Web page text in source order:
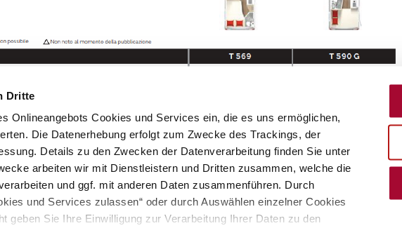
Dritte
Onlineangebots Cookies und Services ein, die es uns ermöglichen,
Die Datenerhebung erfolgt zum Zwecke des Trackings, der
Details zu den Zwecken der Datenverarbeitung finden Sie unter
arbeiten wir mit Dienstleistern und Dritten zusammen, welche die
und ggf. mit anderen Daten zusammenführen. Durch
und Services zulassen“ oder durch Auswählen einzelner Cookies
geben Sie Ihre Einwilligung zur Verarbeitung Ihrer Daten zu den